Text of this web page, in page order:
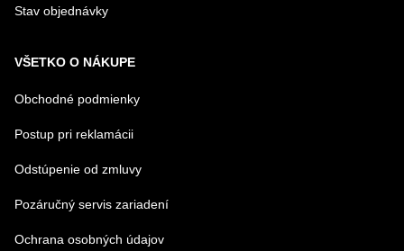
Stav objednávky
VŠETKO O NÁKUPE
Obchodné podmienky
Postup pri reklamácii
Odstúpenie od zmluvy
Pozáručný servis zariadení
Ochrana osobných údajov